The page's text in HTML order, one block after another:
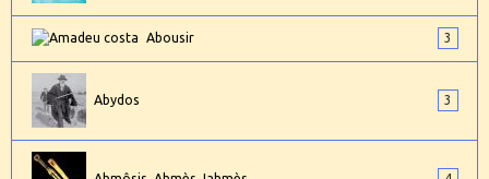
Abousir 3
Abydos 3